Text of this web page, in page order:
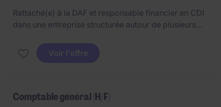
Rattaché(e) à la DAF et responsable financier en CDI
dans une entreprise structurée autour de plusieurs
Voir l'offre
Comptable général (H/F)